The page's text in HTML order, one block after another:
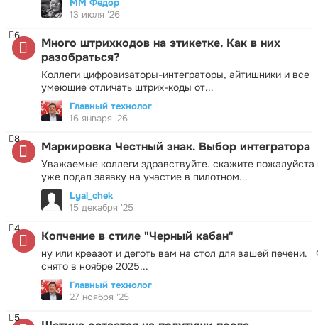
ММ Фёдор
13 июля '26
Много штрихкодов на этикетке. Как в них
разобраться?
Коллеги цифровизаторы-интеграторы, айтишники и все
умеющие отличать штрих-коды от...
6
Главный технолог
16 января '26
Маркировка Честный знак. Выбор интегратора
Уважаемые коллеги здравствуйте. скажите пожалуйста
уже подал заявку на участие в пилотном...
8
Lyal_chek
15 декабря '25
Копчение в стиле "Черный кабан"
ну или креазот и деготь вам на стол для вашей печени.
снято в ноябре 2025...
4
Главный технолог
27 ноября '25
5